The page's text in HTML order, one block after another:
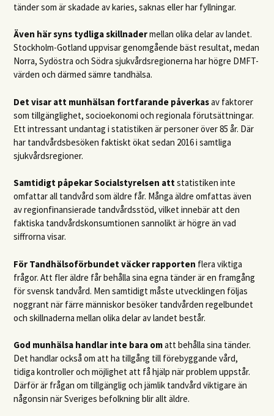
tänder som är skadade av karies, saknas eller har fyllningar.
Även här syns tydliga skillnadermellan olika delar av landet.
Stockholm-Gotland uppvisar genomgående bäst resultat, medan
Norra, Sydöstra och Södra sjukvårdsregionerna har högre DMFT-
värden och därmed sämre tandhälsa.
Det visar att munhälsan fortfarande påverkasav faktorer
som tillgänglighet, socioekonomi och regionala förutsättningar.
Ett intressant undantag i statistiken är personer över 85 år. Där
har tandvårdsbesöken faktiskt ökat sedan 2016 i samtliga
sjukvårdsregioner.
Samtidigt påpekar Socialstyrelsen attstatistiken inte
omfattar all tandvård som äldre får. Många äldre omfattas även
av regionfinansierade tandvårdsstöd, vilket innebär att den
faktiska tandvårdskonsumtionen sannolikt är högre än vad
siffrorna visar.
För Tandhälsoförbundet väcker rapporten flera viktiga
frågor. Att fler äldre får behålla sina egna tänder är en framgång
för svensk tandvård. Men samtidigt måste utvecklingen följas
noggrant när färre människor besöker tandvården regelbundet
och skillnaderna mellan olika delar av landet består.
God munhälsa handlar inte bara omatt behålla sina tänder.
Det handlar också om att ha tillgång till förebyggande vård,
tidiga kontroller och möjlighet att få hjälp när problem uppstår.
Därför är frågan om tillgänglig och jämlik tandvård viktigare än
någonsin när Sveriges befolkning blir allt äldre.